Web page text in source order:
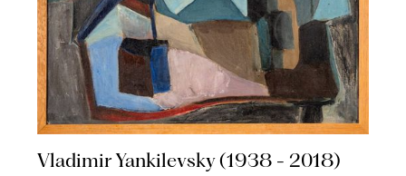
Vladimir Yankilevsky (1938 - 2018)